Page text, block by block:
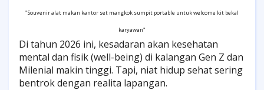
"Souvenir alat makan kantor set mangkok sumpit portable untuk welcome kit bekal
karyawan"
Di tahun 2026 ini, kesadaran akan kesehatan
mental dan fisik (well-being) di kalangan Gen Z dan
Milenial makin tinggi. Tapi, niat hidup sehat sering
bentrok dengan realita lapangan.